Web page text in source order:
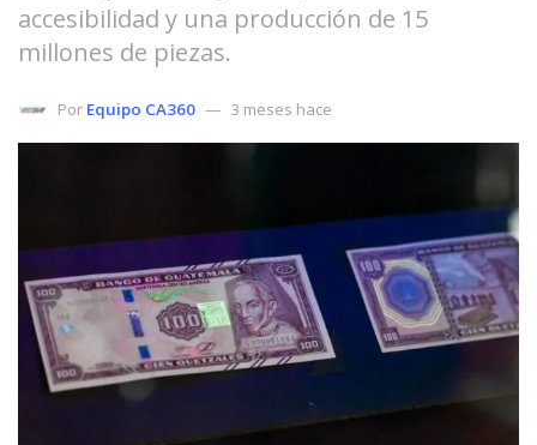
accesibilidad y una producción de 15
millones de piezas.
Por Equipo CA360 3 meses hace